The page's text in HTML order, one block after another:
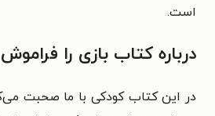
است.
درباره کتاب بازی را
در این کتاب کودکی با ما صحبت